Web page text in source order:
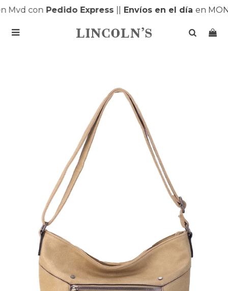
conPedido Express||Envíos en el díaen
